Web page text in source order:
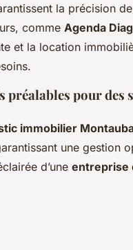
la précision
comme Agenda
et la location
pour des
immobilier
une gestion
d’une entreprise